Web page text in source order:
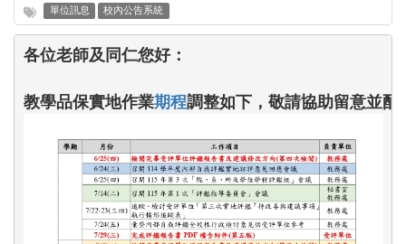
單位訊息 校內公告系統
各位老師及同仁您好：
教學品保實地作業期程